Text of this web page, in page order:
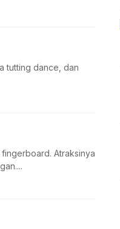
tutting dance, dan
Atraksinya